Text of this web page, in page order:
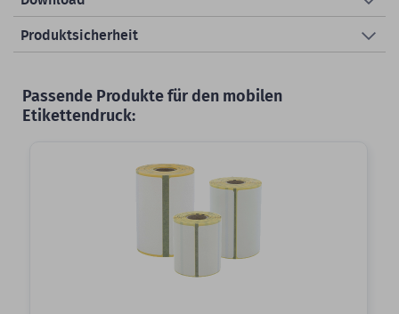
Produktsicherheit
Passende Produkte für den mobilen
Etikettendruck: